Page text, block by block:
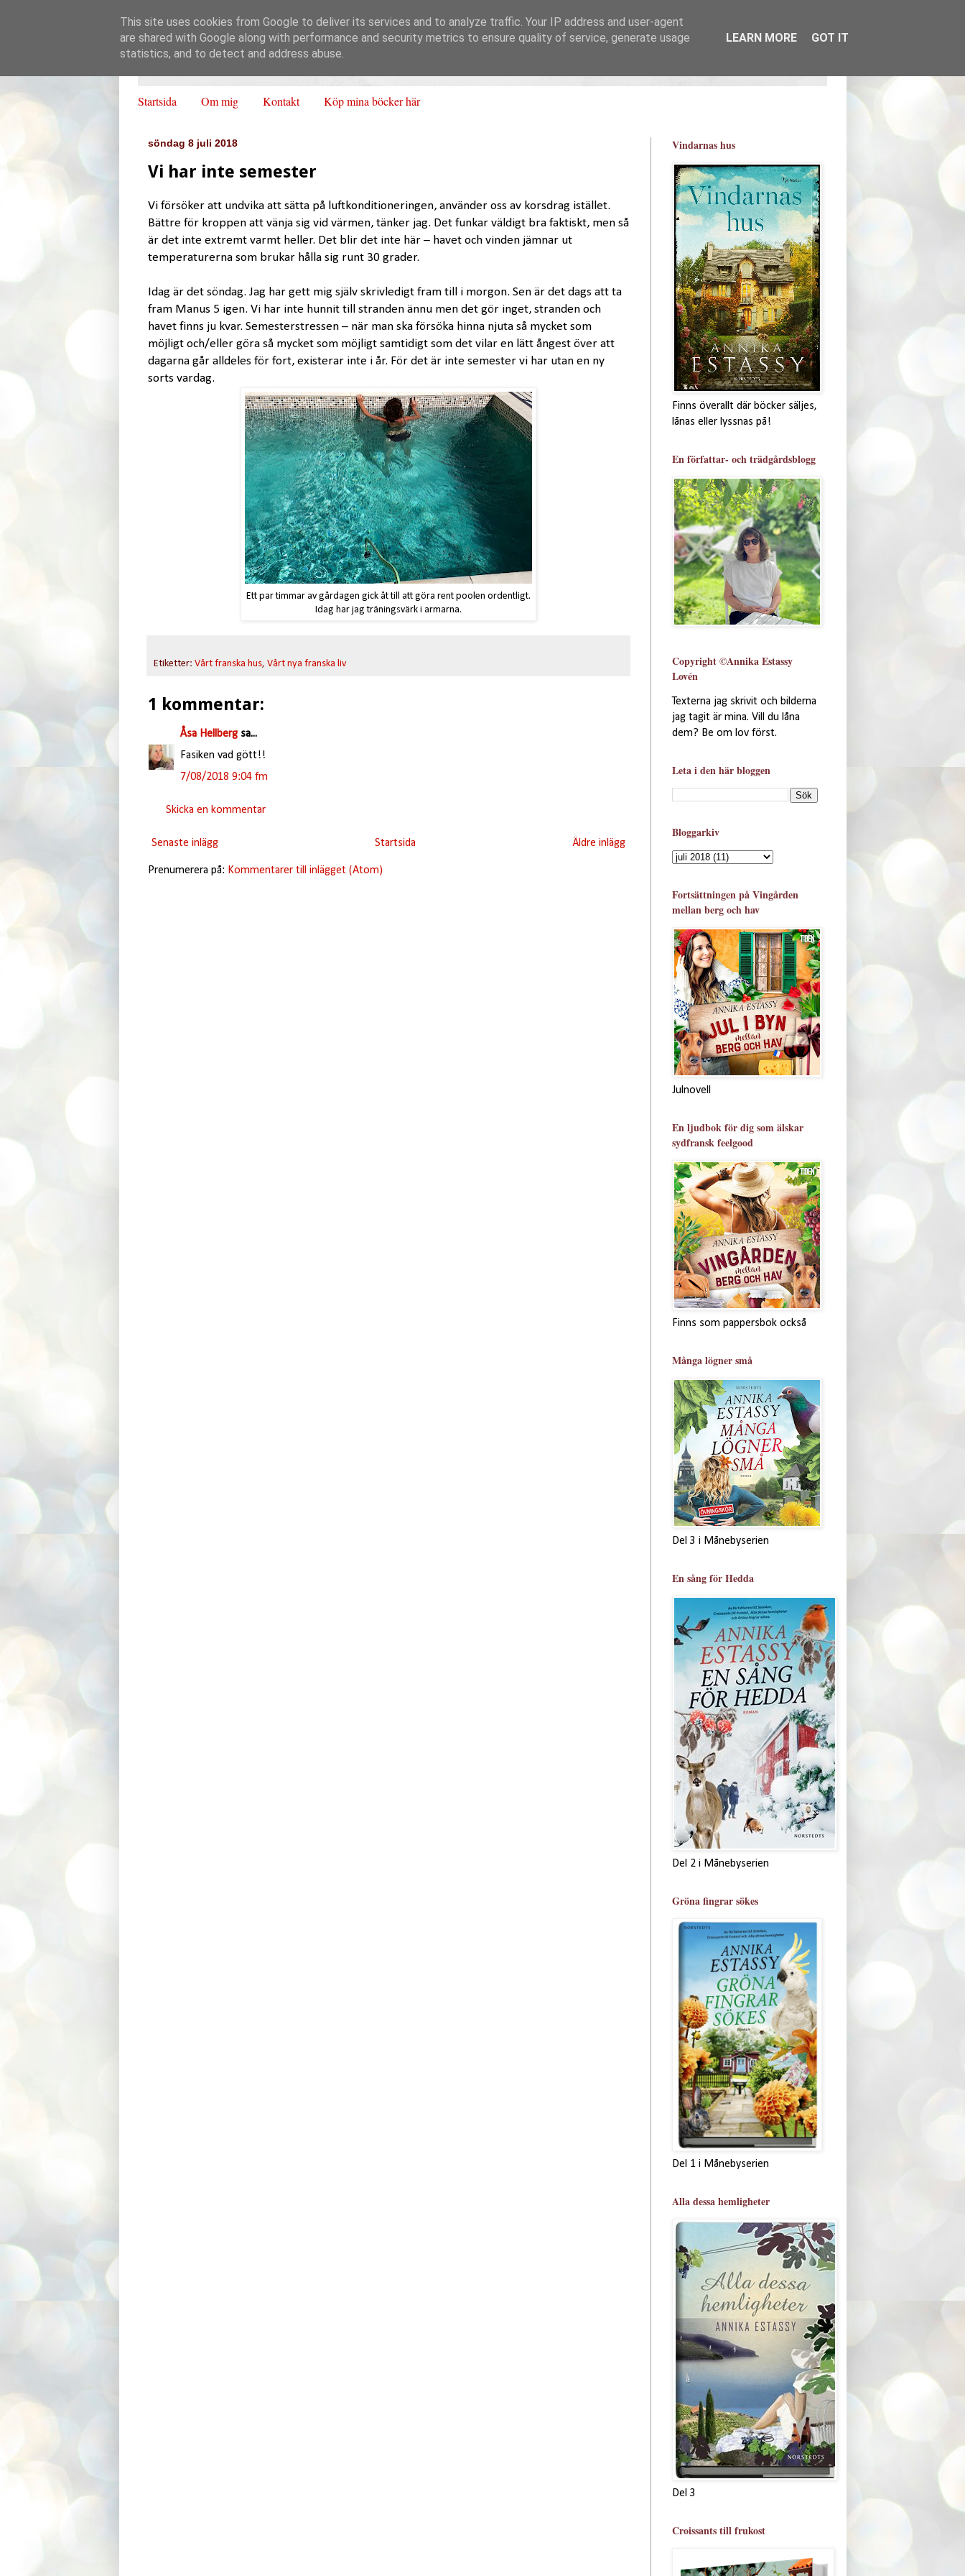
Startsida Om mig Kontakt Köp mina böcker här
söndag 8 juli 2018
Vi har inte semester
Vi försöker att undvika att sätta på luftkonditioneringen, använder oss av korsdrag istället.
Bättre för kroppen att vänja sig vid värmen, tänker jag. Det funkar väldigt bra faktiskt, men så
är det inte extremt varmt heller. Det blir det inte här – havet och vinden jämnar ut
temperaturerna som brukar hålla sig runt 30 grader.
Idag är det söndag. Jag har gett mig själv skrivledigt fram till i morgon. Sen är det dags att ta
fram Manus 5 igen. Vi har inte hunnit till stranden ännu men det gör inget, stranden och
havet finns ju kvar. Semesterstressen – när man ska försöka hinna njuta så mycket som
möjligt och/eller göra så mycket som möjligt samtidigt som det vilar en lätt ångest över att
dagarna går alldeles för fort, existerar inte i år. För det är inte semester vi har utan en ny
sorts vardag.
Ett par timmar av gårdagen gick åt till att göra rent poolen ordentligt.
Idag har jag träningsvärk i armarna.
Etiketter: Vårt franska hus, Vårt nya franska liv
1 kommentar:
Åsa Hellbergsa...
Fasiken vad gött!!
7/08/2018 9:04 fm
Skicka en kommentar
Senaste inlägg Äldre inlägg
Startsida
Prenumerera på: Kommentarer till inlägget (Atom)
Vindarnas hus
Finns överallt där böcker säljes,
lånas eller lyssnas på!
En författar- och trädgårdsblogg
Copyright ©Annika Estassy
Lovén
Texterna jag skrivit och bilderna
jag tagit är mina. Vill du låna
dem? Be om lov först.
Leta i den här bloggen
Bloggarkiv
Fortsättningen på Vingården
mellan berg och hav
Julnovell
En ljudbok för dig som älskar
sydfransk feelgood
Finns som pappersbok också
Många lögner små
Del 3 i Månebyserien
En sång för Hedda
Del 2 i Månebyserien
Gröna fingrar sökes
Del 1 i Månebyserien
Alla dessa hemligheter
Del 3
Croissants till frukost
This site uses cookies from Google to deliver its services and to analyze traffic. Your IP address and user-agent
are shared with Google along with performance and security metrics to ensure quality of service, generate usage
statistics, and to detect and address abuse.
LEARN MORE GOT IT